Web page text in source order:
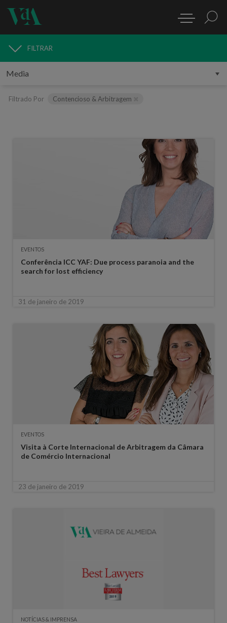
MEDIA
FILTRAR
Filtrado Por Contencioso & Arbitragem
EVENTOS
Conferência ICC YAF: Due process paranoia and the
search for lost efficiency
31 de janeiro de 2019
EVENTOS
Visita à Corte Internacional de Arbitragem da Câmara
de Comércio Internacional
23 de janeiro de 2019
NOTÍCIAS & IMPRENSA